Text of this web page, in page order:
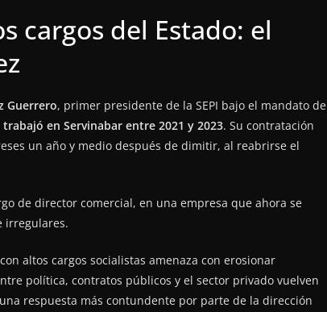
cargos del Estado: el
Guerrero, primer presidente de la SEPI bajo el mandato de
trabajó en Servinabar entre 2021 y 2023. Su contratación
un año y medio después de dimitir, al reabrirse el
de director comercial, en una empresa que ahora se
irregulares.
altos cargos socialistas amenaza con erosionar
política, contratos públicos y el sector privado vuelven
respuesta más contundente por parte de la dirección